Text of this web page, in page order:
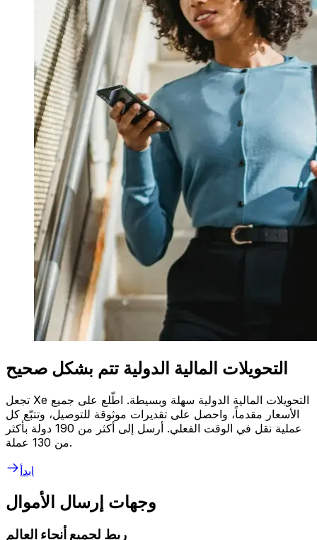
التحويلات المالية الدولية تتم بشكل صحيح
تجعل Xe التحويلات المالية الدولية سهلة وبسيطة. اطّلع على جميع
الأسعار مقدماً، واحصل على تقديرات موثوقة للتوصيل، وتتبّع كل
عملية نقل في الوقت الفعلي. أرسل إلى أكثر من 190 دولة بأكثر
من 130 عملة.
ابدأ
وجهات إرسال الأموال
ربط لجميع أنحاء العالم